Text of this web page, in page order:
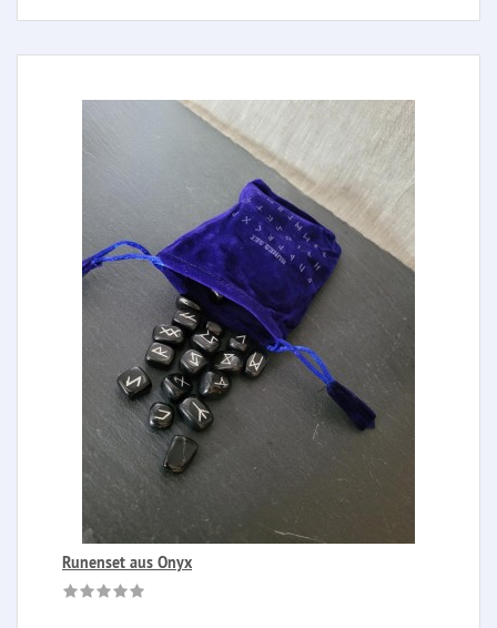
Runenset aus Onyx